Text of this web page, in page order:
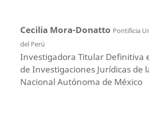
Cecilia Mora-Donatto Pontificia
del Perú
Investigadora Titular Definitiva
de Investigaciones Jurídicas de
Nacional Autónoma de México